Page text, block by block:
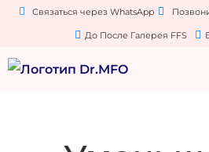
Связаться через WhatsApp
До После Галерея FFS